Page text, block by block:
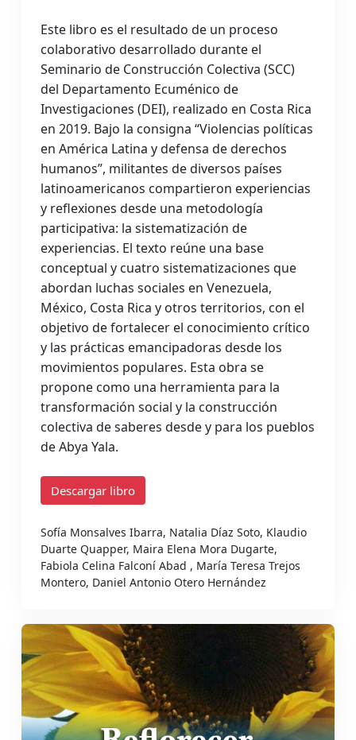
Este libro es el resultado de un proceso
colaborativo desarrollado durante el
Seminario de Construcción Colectiva (SCC)
del Departamento Ecuménico de
Investigaciones (DEI), realizado en Costa Rica
en 2019. Bajo la consigna “Violencias políticas
en América Latina y defensa de derechos
humanos”, militantes de diversos países
latinoamericanos compartieron experiencias
y reflexiones desde una metodología
participativa: la sistematización de
experiencias. El texto reúne una base
conceptual y cuatro sistematizaciones que
abordan luchas sociales en Venezuela,
México, Costa Rica y otros territorios, con el
objetivo de fortalecer el conocimiento crítico
y las prácticas emancipadoras desde los
movimientos populares. Esta obra se
propone como una herramienta para la
transformación social y la construcción
colectiva de saberes desde y para los pueblos
de Abya Yala.
Descargar libro
Sofía Monsalves Ibarra, Natalia Díaz Soto, Klaudio
Duarte Quapper, Maira Elena Mora Dugarte,
Fabiola Celina Falconí Abad , María Teresa Trejos
Montero, Daniel Antonio Otero Hernández